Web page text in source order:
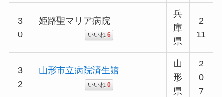
3
0
姫路聖マリア病院
いいね 6
兵
庫
県
2
11
3
2
山形市立病院済生館
いいね 0
山
形
県
2
0
7